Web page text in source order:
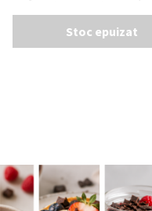
Stoc epuizat